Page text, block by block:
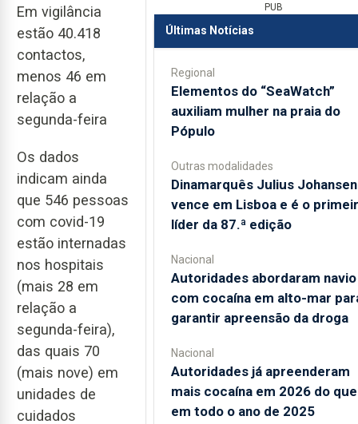
Em vigilância
estão 40.418
contactos,
menos 46 em
relação a
segunda-feira
Os dados
indicam ainda
que 546 pessoas
com covid-19
estão internadas
nos hospitais
(mais 28 em
relação a
segunda-feira),
das quais 70
(mais nove) em
unidades de
cuidados
PUB
Últimas Notícias
Regional
​Elementos do “SeaWatch”
auxiliam mulher na praia do
Pópulo
Outras modalidades
Dinamarquês Julius Johansen
vence em Lisboa e é o
líder da 87.ª edição
Nacional
Autoridades abordaram navio
com cocaína em alto-mar
garantir apreensão da droga
Nacional
Autoridades já apreenderam
mais cocaína em 2026 do que
em todo o ano de 2025